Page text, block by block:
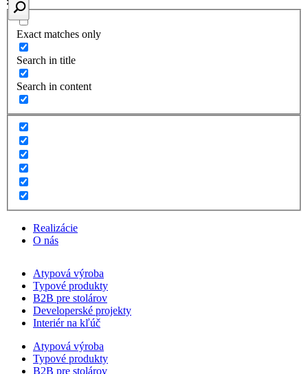
Exact matches only
Search in title
Search in content
Realizácie
O nás
Atypová výroba
Typové produkty
B2B pre stolárov
Developerské projekty
Interiér na kľúč
Atypová výroba
Typové produkty
B2B pre stolárov